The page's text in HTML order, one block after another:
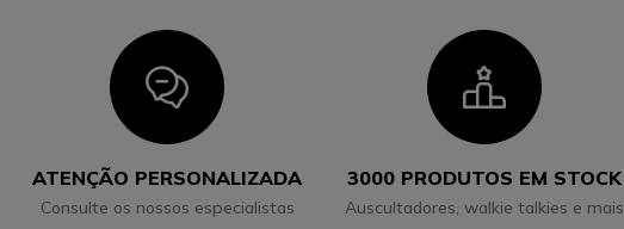
Icon
ATENÇÃO PERSONALIZADA
Consulte os nossos especialistas
Icon
3000 PRODUTOS EM STOCK
Auscultadores, walkie talkies e mais